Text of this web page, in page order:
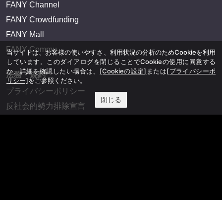
FANY Channel
FANY Crowdfunding
FANY Mall
FANY Commu
法務・規約
プライバシーポリシー
反社会的勢力排除宣言
当サイトは、お客様の使いやすさ、利用状況の分析のためCookieを利用
しています。このダイアログを閉じることでCookieの使用に同意する
か、詳細を確認したい場合は、 [Cookieの設定] または[プライバシーポ
リシー]をご参照ください。
閉じる